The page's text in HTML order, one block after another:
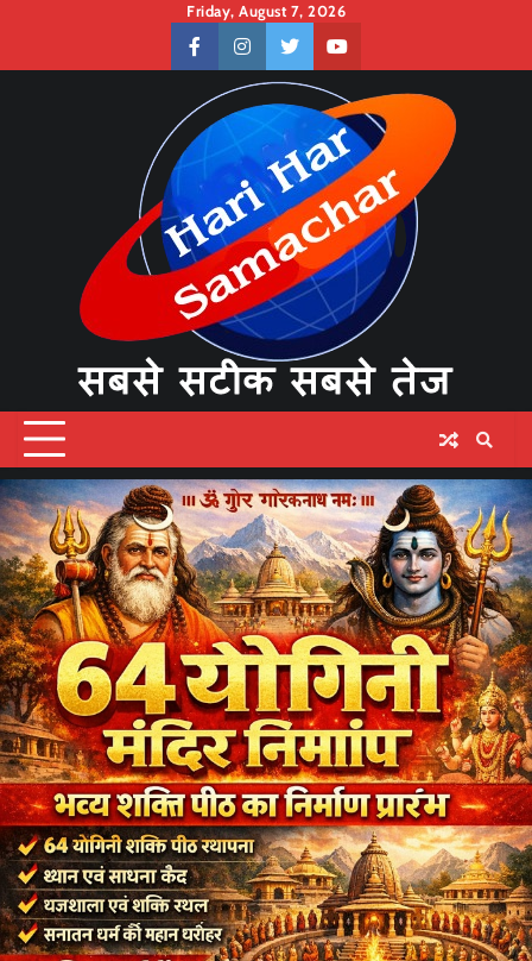
content
Friday, August 7, 2026
facebookinstagramtwitteryoutube